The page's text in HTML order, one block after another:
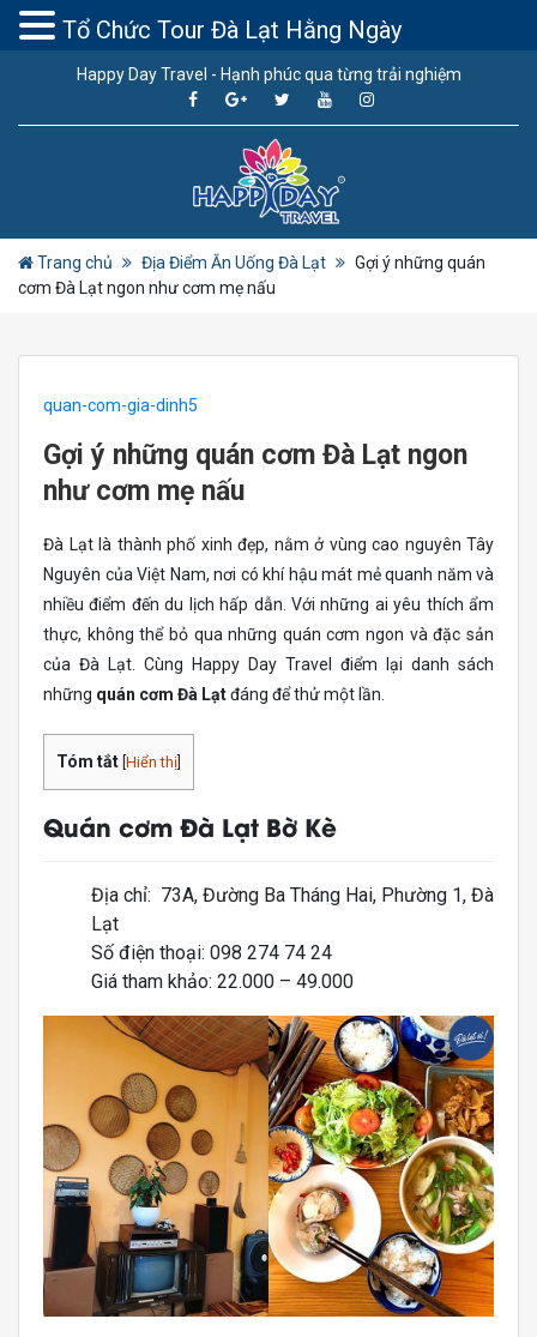
Happy Day Travel - Hạnh phúc qua từng trải nghiệm
Trang chủ Địa Điểm Ăn Uống Đà Lạt
Gợi ý những quán
cơm Đà Lạt ngon như cơm mẹ nấu
quan-com-gia-dinh5
Gợi ý những quán cơm Đà Lạt ngon
như cơm mẹ nấu
Đà Lạt là thành phố xinh đẹp, nằm ở vùng cao nguyên Tây
Nguyên của Việt Nam, nơi có khí hậu mát mẻ quanh năm và
nhiều điểm đến du lịch hấp dẫn. Với những ai yêu thích ẩm
thực, không thể bỏ qua những quán cơm ngon và đặc sản
của Đà Lạt. Cùng Happy Day Travel điểm lại danh sách
những quán cơm Đà Lạtđáng để thử một lần.
Tóm tắt Hiển thị
Quán cơm Đà Lạt Bờ Kè
Địa chỉ: 73A, Đường Ba Tháng Hai, Phường 1, Đà
Lạt
Số điện thoại: 098 274 74 24
Giá tham khảo: 22.000 – 49.000
Tổ Chức Tour Đà Lạt Hằng Ngày